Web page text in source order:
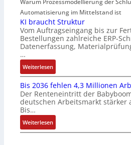
u
t
o
m
a
t
i
o
n
e
x
p
a
n
d
f
t
r
a
g
s
e
i
n
g
a
n
g
i
m
Warum Prozessmodellierung der
Automatisierung im Mittelstand ist
KI braucht Struktur
Vom Auftragseingang bis zur
Bestellungen zahlreiche ERP-
Datenerfassung,
…
Weiterlesen:
K
I
b
r
a
u
c
Bis 2036 fehlen 4,3 Millionen
Der Renteneintritt der
deutschen Arbeitsmarkt stärker
Bis…
Weiterlesen:
B